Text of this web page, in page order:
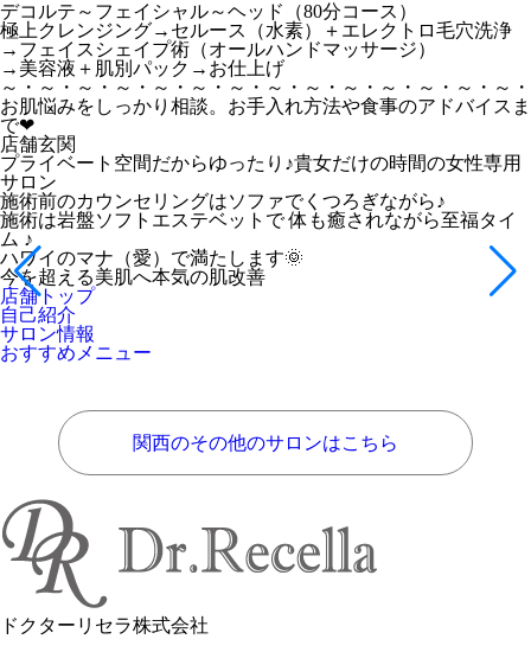
デコルテ～フェイシャル～ヘッド（80分コース）
極上クレンジング→セルース（水素）＋エレクトロ毛穴洗浄
→フェイスシェイプ術（オールハンドマッサージ）
→美容液＋肌別パック→お仕上げ
～・～・～・～・～・～・～・～・～・～・～・～・～・～・
お肌悩みをしっかり相談。お手入れ方法や食事のアドバイスま
で❤
店舗玄関
プライベート空間だからゆったり♪貴女だけの時間の女性専用
サロン
施術前のカウンセリングはソファでくつろぎながら♪
施術は岩盤ソフトエステベットで 体も癒されながら至福タイ
ム ♪
ハワイのマナ（愛）で満たします🌞
今を超える美肌へ本気の肌改善
店舗トップ
自己紹介
サロン情報
おすすめメニュー
関西のその他のサロンはこちら
ドクターリセラ株式会社